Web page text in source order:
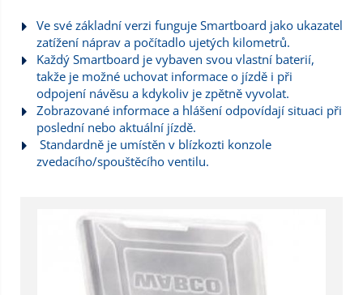
Ve své základní verzi funguje Smartboard jako ukazatel
zatížení náprav a počítadlo ujetých kilometrů.
Každý Smartboard je vybaven svou vlastní baterií,
takže je možné uchovat informace o jízdě i při
odpojení návěsu a kdykoliv je zpětně vyvolat.
Zobrazované informace a hlášení odpovídají situaci při
poslední nebo aktuální jízdě.
Standardně je umístěn v blízkozti konzole
zvedacího/spouštěcího ventilu.